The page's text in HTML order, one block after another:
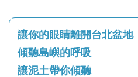
讓你的眼睛離開台北盆地
傾聽島嶼的呼吸
讓泥土帶你傾聽